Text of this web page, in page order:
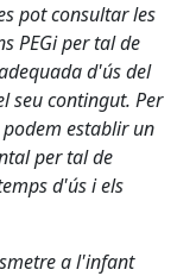
pot consultar les
PEGi per tal de
d'ús del
seu contingut. Per
establir un
per tal de
d'ús i els
a l'infant